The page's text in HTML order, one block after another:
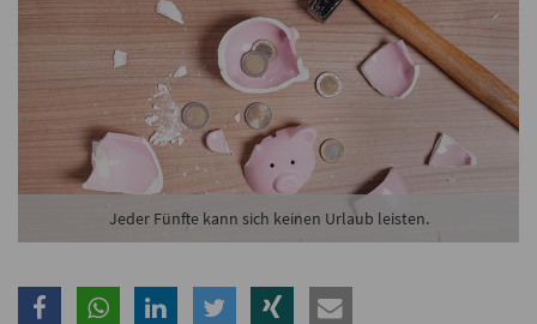
Jeder Fünfte kann sich keinen Urlaub leisten.
Ich möchte folgende Newsletter erhalten
Tageskarte-Newsletter (gegen 8.30 Uhr)
Ich habe dieDatenschutzerklärung
zur Kenntnis
genommen.
Anmelden Danke, heute nicht